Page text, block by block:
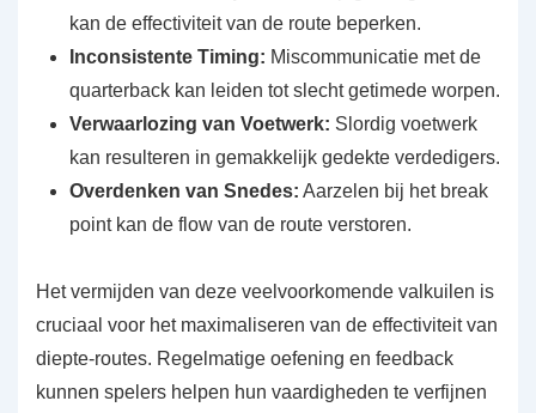
kan de effectiviteit van de route beperken.
Inconsistente Timing: Miscommunicatie met de
quarterback kan leiden tot slecht getimede worpen.
Verwaarlozing van Voetwerk: Slordig voetwerk
kan resulteren in gemakkelijk gedekte verdedigers.
Overdenken van Snedes: Aarzelen bij het break
point kan de flow van de route verstoren.
Het vermijden van deze veelvoorkomende valkuilen is
cruciaal voor het maximaliseren van de effectiviteit van
diepte-routes. Regelmatige oefening en feedback
kunnen spelers helpen hun vaardigheden te verfijnen